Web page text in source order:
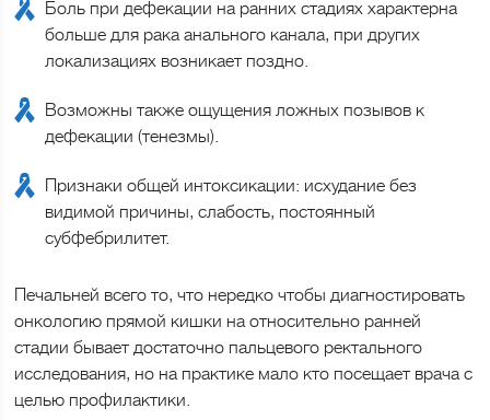
Боль при дефекации на ранних стадиях характерна
больше для рака анального канала, при других
локализациях возникает поздно.
Возможны также ощущения ложных позывов к
дефекации (тенезмы).
Признаки общей интоксикации: исхудание без
видимой причины, слабость, постоянный
субфебрилитет.
Печальней всего то, что нередко чтобы диагностировать
онкологию прямой кишки на относительно ранней
стадии бывает достаточно пальцевого ректального
исследования, но на практике мало кто посещает врача с
целью профилактики.